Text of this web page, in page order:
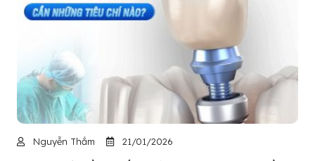
Nguyễn Thắm 21/01/2026